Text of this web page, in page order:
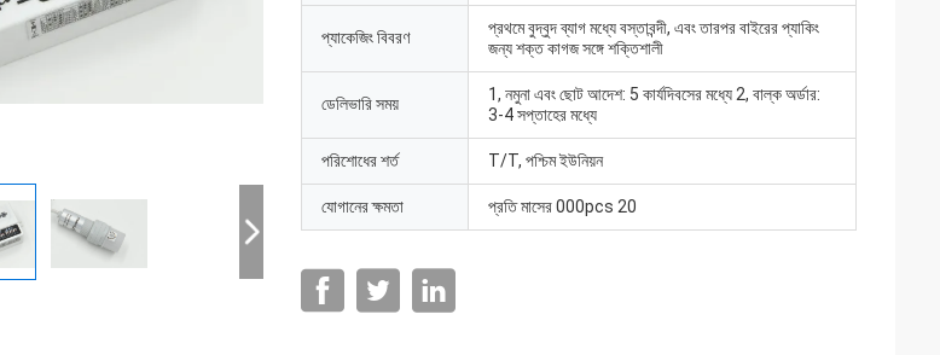
প্যাকেজিং বিবরণ
প্রথমে বুদ্বুদ ব্যাগ মধ্যে বস্তাবন্দী, এবং তারপর বাইরের প্যাকিং
জন্য শক্ত কাগজ সঙ্গে শক্তিশালী
ডেলিভারি সময়
1, নমুনা এবং ছোট আদেশ: 5 কার্যদিবসের মধ্যে 2, বাল্ক অর্ডার:
3-4 সপ্তাহের মধ্যে
পরিশোধের শর্ত T/T, পশ্চিম ইউনিয়ন
যোগানের ক্ষমতা প্রতি মাসের 000pcs 20